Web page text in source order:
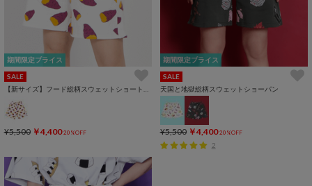
期間限定プライス
SALE
¥5,500 ￥4,400 20%OFF
期間限定プライス
SALE
天国と地獄総柄スウェットショーパン
¥5,500 ￥4,400 20%OFF
2